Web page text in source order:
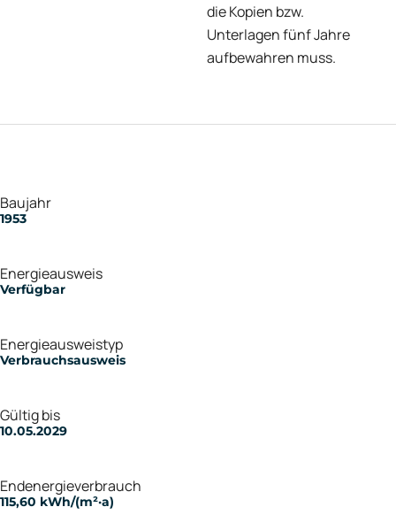
die Kopien bzw.
Unterlagen fünf Jahre
aufbewahren muss.
Baujahr
1953
Energieausweis
Verfügbar
Energie­ausweistyp
Verbrauchsausweis
Gültig bis
10.05.2029
Endenergieverbrauch
115,60 kWh/(m²·a)